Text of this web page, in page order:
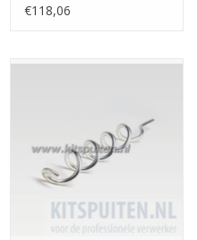
€118,06